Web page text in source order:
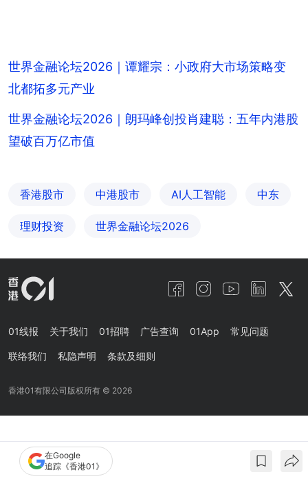
世界金融论坛2026｜谭耀宗：小政府大市场策略变
北都拓多元产业
世界金融论坛2026｜朗玛峰创投肖建聪：五年内港股
望破百万亿市值
香港股市 中港股市 AI人工智能 中东
理财投资 世界金融论坛2026
在Google
追踪《香港01》
01线报 关于我们 01招聘 广告查询 01App 常见问题
联络我们 私隐声明 条款及细则
香港01有限公司版权所有 © 2026